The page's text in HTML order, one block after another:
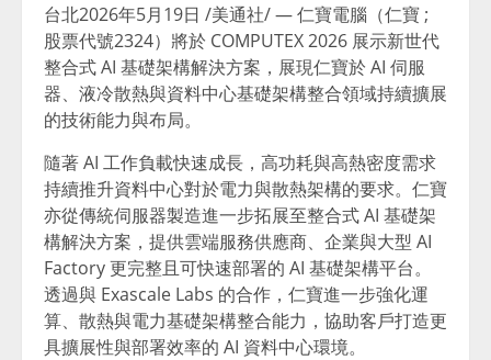
台北2026年5月19日 /美通社/ — 仁寶電腦（仁寶 ;
股票代號2324）將於 COMPUTEX 2026 展示新世代
整合式 AI 基礎架構解決方案，展現仁寶於 AI 伺服
器、液冷散熱與資料中心基礎架構整合領域持續擴展
的技術能力與布局。
隨著 AI 工作負載快速成長，高功耗與高熱密度需求
持續推升資料中心對於電力與散熱架構的要求。仁寶
亦從傳統伺服器製造進一步拓展至整合式 AI 基礎架
構解決方案，提供雲端服務供應商、企業與大型 AI
Factory 更完整且可快速部署的 AI 基礎架構平台。
透過與 Exascale Labs 的合作，仁寶進一步強化運
算、散熱與電力基礎架構整合能力，協助客戶打造更
具擴展性與部署效率的 AI 資料中心環境。